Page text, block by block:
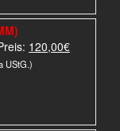
120,00€Aktueller
UStG.)